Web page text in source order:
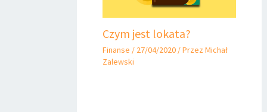
Czym jest lokata?
Finanse / 27/04/2020 / PrzezMichał
Zalewski